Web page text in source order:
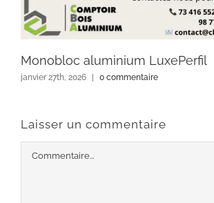
Monobloc aluminium LuxePerfil
janvier 27th, 2026 0 commentaire
Laisser un commentaire
Commentaire